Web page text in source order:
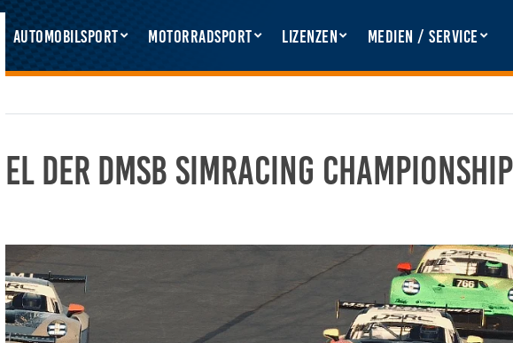
Automobilsport Motorradsport Lizenzen Medien / Service
der DMSB SimRacing Championship